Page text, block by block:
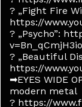
? „Fight Fire
https://
? „Psycho”:
v=Bn_qCmjH3io
? „Beautiful
https://
➡EYES WIDE
modern metal
? https://